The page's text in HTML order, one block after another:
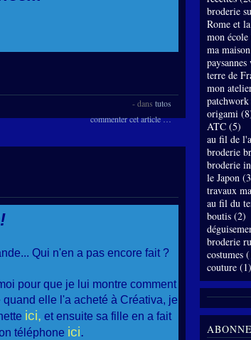
-dans tutos
commenter cet article…
Qui n'en a pas encore fait ?
pour que je lui montre comment
elle l'a acheté à Créativa, je
ici, et ensuite sa fille en a fait
téléphone ici.
broderie
Rome et
mon école
ma
paysannes
terre de
mon
patchwork
origami
ATC (5)
au fil de
broderie
broderie
le Japon
travaux
au fil du
boutis (2)
broderie
costumes
couture (1)